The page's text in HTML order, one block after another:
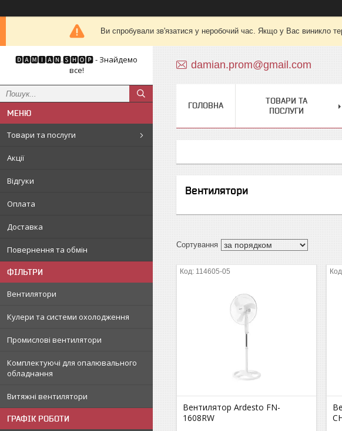
Ви спробували зв'язатися у неробочий час. Якщо у Вас виникло
🅳🅰🅼🅸🅰🅽.🆂🅷🅾🅿 - Знайдемо
все!
Товари та послуги
Акції
Відгуки
Оплата
Доставка
Повернення та обмін
ФІЛЬТРИ
Вентилятори
Кулери та системи охолодження
Промислові вентилятори
Комплектуючі для опалювального
обладнання
Витяжні вентилятори
ГРАФІК РОБОТИ
damian.prom@gmail.com
ГОЛОВНА
ТОВАРИ ТА
ПОСЛУГИ
Вентилятори
114605-05
Вентилятор Ardesto FN-
1608RW